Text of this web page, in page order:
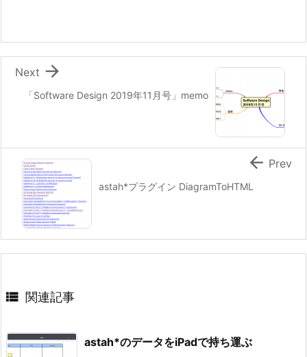
「Software Design 2019年11月号」memo

Next
astah*プラグイン DiagramToHTML
 Prev
 関連記事
astah*のデータをiPadで持ち運ぶ